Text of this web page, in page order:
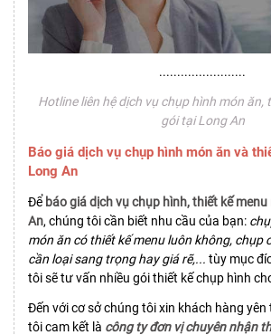
........................
Hotline liên hệ dịch vụ chụp hình món ăn,
gói tại Long An
Báo giá dịch vụ chụp hình món ăn và
Long An
Để báo giá dịch vụ chụp hình, thiết kế
An, chúng tôi cần biết nhu cầu của bạn:
món ăn có thiết kế menu luôn không, chụp
cần loại sang trọng hay giá rẽ,... tùy mục
tôi sẽ tư vấn nhiều gói thiết kế chụp hình
Đến với cơ sở chúng tôi xin khách hàng yên
tôi cam kết là công ty đơn vị chuyên nhận